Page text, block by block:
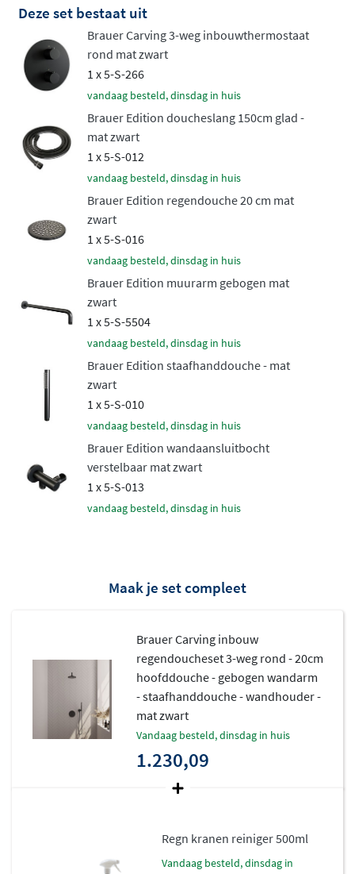
standen handdouchedie je met een druk op de knop
kunt wisselen tussen verschillende straalpatronen. De
handdouche kan worden geplaatst in een wandhouder
voor een strakke uitstraling, of aan een
voor maximaal gebruiksgemak. Beide opties
worden geleverd inclusief een 150cm doucheslang.
Ruwe elegantie in verschillende
De Carving collectie is verkrijgbaar in alle Brauer
kleuren, van tijdloos chroom tot moderne PVD-
afwerkingen zoalsgeborsteld goud, geborsteld koper,
geborsteld gunmetal, geborsteld RVS en mat zwart
PVD-coating zorgt voor een duurzame, krasbestendige
afwerking die jarenlang mooi blijft. Het messing
binnenwerk garandeert betrouwbaarheid en een lange
levensduur.
Veilig en comfortabel douchen
De ingebouwdethermostaatkraanhoudt de
watertemperatuur constant, ook als elders in huis water
wordt gebruikt. Hierdoor voorkom je vervelende
temperatuurschommelingen tijdens het douchen. Het
gekartelde draaiknoppen die passen bij het robuuste
Deze set bestaat uit
Brauer Carving 3-weg inbouwthermostaat
rond mat zwart
1 x 5-S-266
vandaag besteld, dinsdag in huis
Brauer Edition doucheslang 150cm glad -
mat zwart
1 x 5-S-012
vandaag besteld, dinsdag in huis
Brauer Edition regendouche 20 cm mat
zwart
1 x 5-S-016
vandaag besteld, dinsdag in huis
Brauer Edition muurarm gebogen mat
zwart
1 x 5-S-5504
vandaag besteld, dinsdag in huis
Brauer Edition staafhanddouche - mat
zwart
1 x 5-S-010
vandaag besteld, dinsdag in huis
Brauer Edition wandaansluitbocht
verstelbaar mat zwart
1 x 5-S-013
vandaag besteld, dinsdag in huis
Maak je set compleet
Brauer Carving inbouw
regendoucheset 3-weg rond - 20cm
hoofddouche - gebogen wandarm
- staafhanddouche - wandhouder -
mat zwart
vandaag besteld, dinsdag in huis
1.230,09
Regn kranen reiniger 500ml
vandaag besteld, dinsdag in